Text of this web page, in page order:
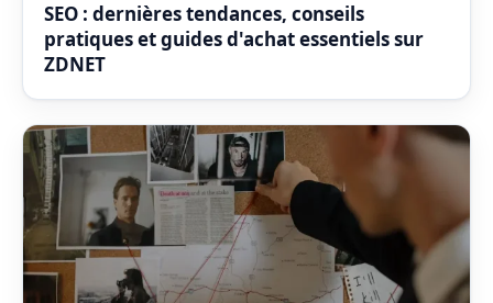
SEO : dernières tendances, conseils
pratiques et guides d'achat essentiels sur
ZDNET